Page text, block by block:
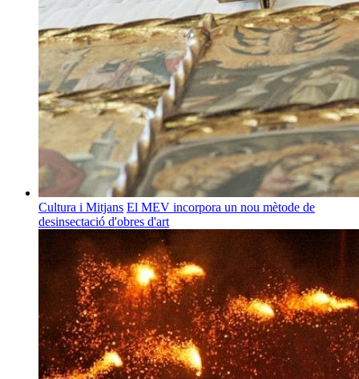
Cultura i Mitjans El MEV incorpora un nou mètode de
desinsectació d'obres d'art